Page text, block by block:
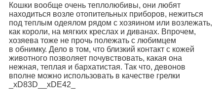
Кошки вообще очень теплолюбивы, они любят
находиться возле отопительных приборов, нежиться
под теплым одеялом рядом с хозяином или возлежать,
как короли, на мягких креслах и диванах. Впрочем,
хозяева тоже не прочь полежать с любимцем
в обнимку. Дело в том, что близкий контакт с кожей
животного позволяет почувствовать, какая она
нежная, теплая и бархатистая. Так что, девонов
вполне можно использовать в качестве грелки
_xD83D__xDE42_